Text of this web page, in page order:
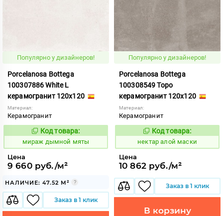
Популярно у дизайнеров!
Porcelanosa Bottega
100307886 White L
керамогранит 120x120
Материал:
Керамогранит
987681
Код товара:
мираж дымной мяты
Цена
9 660 руб./м²
НАЛИЧИЕ: 47.52 М²
Заказ в 1 клик
Популярно у дизайнеров!
Porcelanosa Bottega
100308549 Topo
керамогранит 120x120
Материал:
Керамогранит
1125172
Код товара:
нектар алой маски
Цена
10 862 руб./м²
Заказ в 1 клик
В корзину